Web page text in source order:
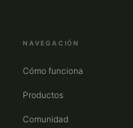
NAVEGACIÓN
Cómo funciona
Productos
Comunidad